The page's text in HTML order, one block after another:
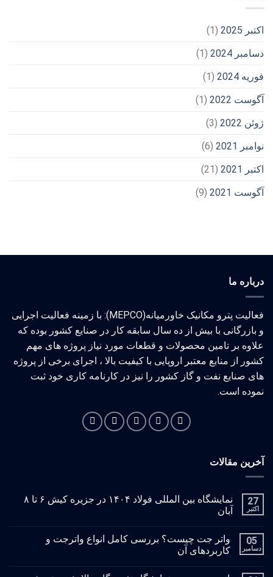
اکتبر 2025
(1)
دسامبر 2024
(1)
فوریه 2024
(1)
آگوست 2022
(1)
ژوئن 2022
(3)
نوامبر 2021
(6)
اکتبر 2021
(21)
آگوست 2021
(9)
درباره ما
فعالیت پترو مکانیک خاورمیانه(MEPCO): با زمینه فعالیت اجرایی
و بازرگانی با بیش از ده سال سابقه کار در صنایع کشور بوده که
علاوه بر تامین محصولات و قطعات مورد نیاز پروژه های مهم
کشور از منابع معتبر اروپایی با کیفیت بالا ، اجرای برخی از پروژه
های صنایع نفت و گاز کشور را نیز در کارنامه کاری خود ثبت
نموده است.
آخرین مقالات
27
اکتبر
نمایشگاه بین المللی فولاد ۱۴۰۴ در جزیره کیش ۶ تا ۸
آبان
05
دسامبر
واتر جت چیست؟ بررسی کامل انواع واترجت و
کاربردهای آن